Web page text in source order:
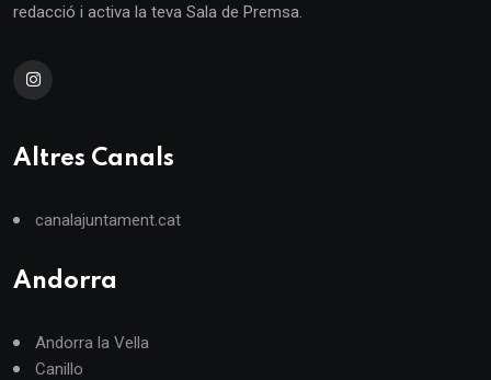
redacció i activa la teva Sala de Premsa.
Altres Canals
canalajuntament.cat
Andorra
Andorra la Vella
Canillo